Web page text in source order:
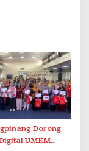
Dorong
UMKM